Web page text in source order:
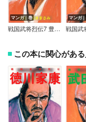
マンガ｜巻
戦国武将烈伝7 豊臣秀吉
マンガ
この本に関心があ